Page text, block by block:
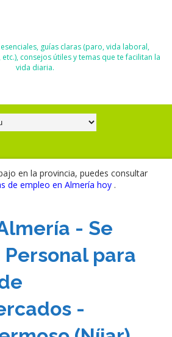
guías claras (paro, vida laboral,
consejos útiles y temas que te facilitan la
vida diaria.
en la provincia, puedes consultar
de empleo en Almería hoy .
- Se
para
-